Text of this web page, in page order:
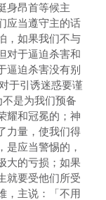
身昂首等候主
应当遵守主的话
，如果我们不与
对于逼迫杀害和
逼迫杀害没有别
于引诱迷惑要谨
是为我们预备
耀和冠冕的；神
力量，使我们得
是应当警惕的，
大的亏损；如果
就要受他们所受
，主说：「不用